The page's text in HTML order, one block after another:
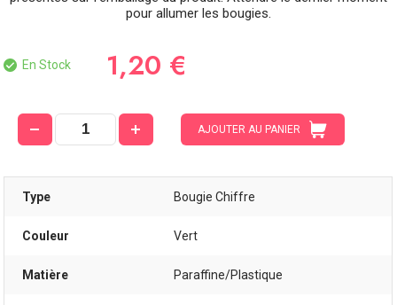
pour allumer les bougies.
En Stock 1,20 €
AJOUTER AU PANIER
Type Bougie Chiffre
Couleur Vert
Matière Paraffine/Plastique